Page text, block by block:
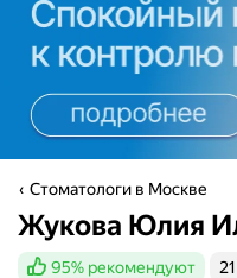
Стоматологи в Москве
Жукова Юлия
95% рекомендуют